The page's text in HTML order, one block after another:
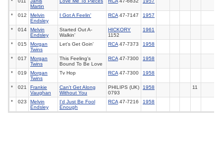
Martin
* 012
Melvin
Endsley
I Got A Feelin' RCA47-7147 1957
* 014
Melvin
Endsley
Started Out A-
Walkin'
HICKORY
1152
1961
* 015
Morgan
Twins
Let's Get Goin' RCA47-7373 1958
* 017
Morgan
Twins
This Feeling's
Bound To Be Love
RCA47-7300 1958
* 019
Morgan
Twins
Tv Hop RCA47-7300 1958
* 021
Frankie
Vaughan
Can't Get Along
Without You
PHILIPS (UK)
0793
1958 11
* 023
Melvin
Endsley
I'd Just Be Fool
Enough
RCA47-7216 1958